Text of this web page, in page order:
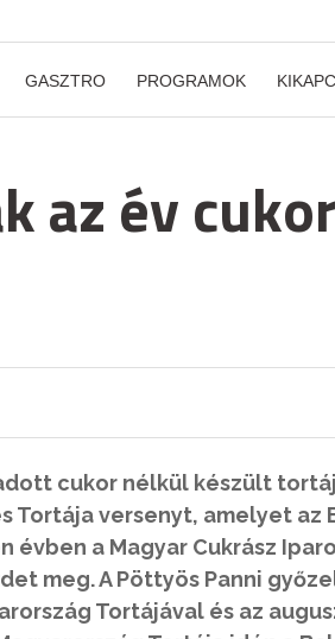
GASZTRO PROGRAMOK
az év
cukor nélkül készült
Tortája versenyt, amelyet az
évben a Magyar Cukrász
meg. A Pöttyös Panni
Tortájával és az